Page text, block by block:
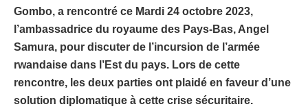
Gombo, a rencontré ce Mardi 24 octobre 2023,
l’ambassadrice du royaume des Pays-Bas, Angel
Samura, pour discuter de l’incursion de l’armée
rwandaise dans l’Est du pays. Lors de cette
rencontre, les deux parties ont plaidé en faveur d’une
solution diplomatique à cette crise sécuritaire.